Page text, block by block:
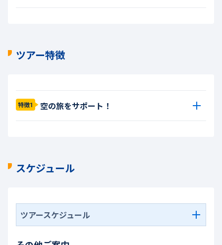
ツアー特徴
特徴1 空の旅をサポート！
スケジュール
ツアースケジュール